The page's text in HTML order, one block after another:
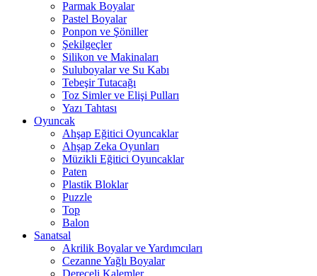
Parmak Boyalar
Pastel Boyalar
Ponpon ve Şöniller
Şekilgeçler
Silikon ve Makinaları
Suluboyalar ve Su Kabı
Tebeşir Tutacağı
Toz Simler ve Elişi Pulları
Yazı Tahtası
Oyuncak
Ahşap Eğitici Oyuncaklar
Ahşap Zeka Oyunları
Müzikli Eğitici Oyuncaklar
Paten
Plastik Bloklar
Puzzle
Top
Balon
Sanatsal
Akrilik Boyalar ve Yardımcıları
Cezanne Yağlı Boyalar
Dereceli Kalemler